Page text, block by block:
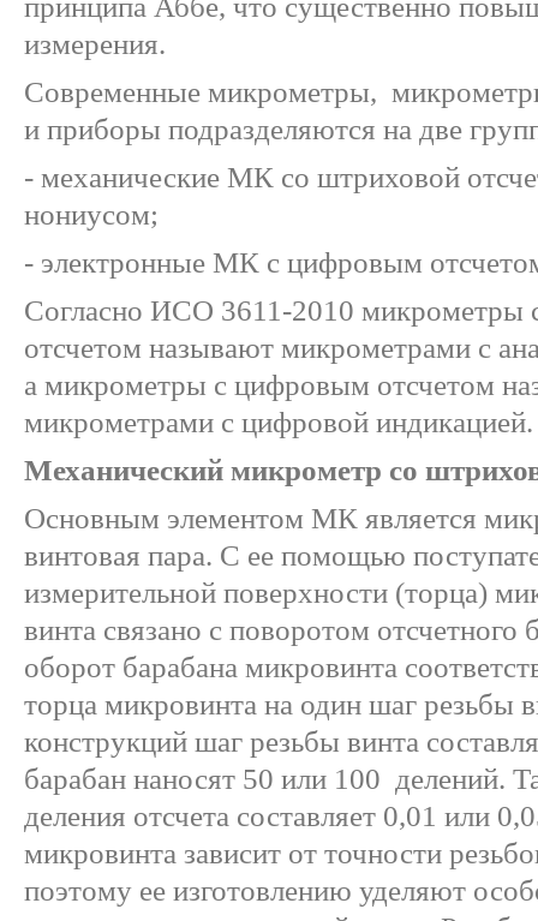
принципа Аббе, что существенно
измерения.
Современные микрометры,
и приборы подразделяются на две
- механические МК со штриховой
нониусом;
- электронные МК с цифровым
Согласно ИСО 3611-2010 микрометры
отсчетом называют микрометрами с
а микрометры с цифровым отсчетом
микрометрами с цифровой индикацией.
Механический микрометр со
Основным элементом МК является
винтовая пара. С ее помощью
измерительной поверхности (торца)
винта связано с поворотом отсчетного
оборот барабана микровинта
торца микровинта на один шаг резьбы
конструкций шаг резьбы винта
барабан наносят 50 или 100 делений.
деления отсчета составляет 0,01 или
микровинта зависит от точности
поэтому ее изготовлению уделяют